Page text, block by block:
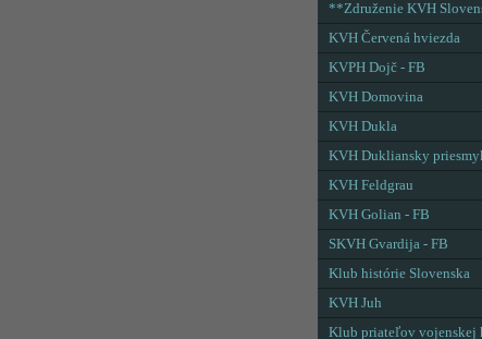
**Združenie KVH
KVH Červená hviezda
KVPH Dojč - FB
KVH Domovina
KVH Dukla
KVH Dukliansky
KVH Feldgrau
KVH Golian - FB
SKVH Gvardija - FB
Klub histórie Slovenska
KVH Juh
Klub priateľov vojenskej